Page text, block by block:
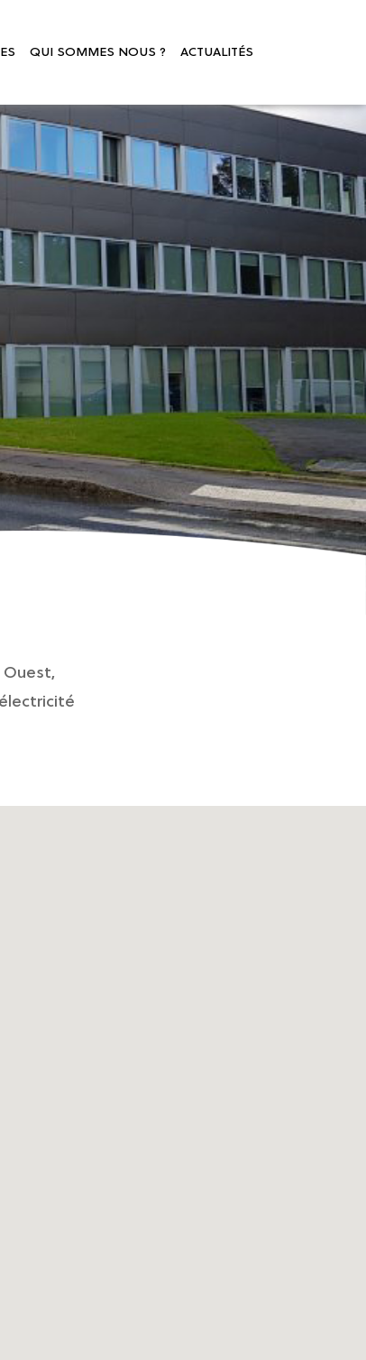
QUI SOMMES NOUS ? ACTUALITÉS
Ouest,